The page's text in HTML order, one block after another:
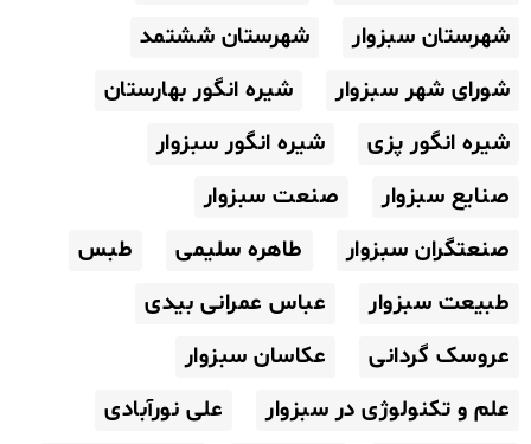
شهرستان سبزوار
شهرستان ششتمد
شورای شهر سبزوار
شیره انگور بهارستان
شیره انگور پزی
شیره انگور سبزوار
صنایع سبزوار
صنعت سبزوار
صنعتگران سبزوار
طاهره سلیمی
طبس
طبیعت سبزوار
عباس عمرانی بیدی
عروسک گردانی
عکاسان سبزوار
علم و تکنولوژی در سبزوار
علی نورآبادی